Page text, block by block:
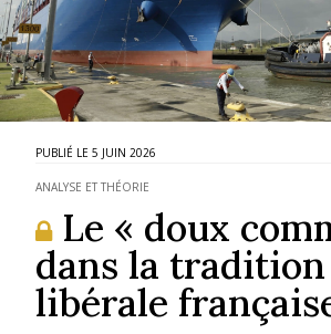
5 JUIN 2026
ANALYSE ET THÉORIE
Le « doux
dans la tradition
libérale